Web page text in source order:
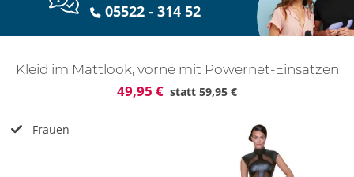
05522 - 314 52
Kleid im Mattlook, vorne mit Powernet-Einsätzen
49,95 € statt 59,95 €
Frauen